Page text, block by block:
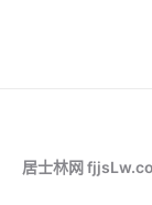
居士林网